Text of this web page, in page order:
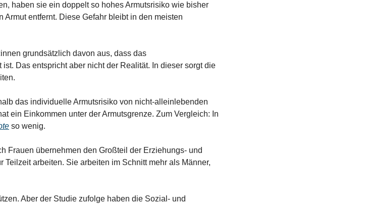
haben sie ein doppelt so hohes Armutsrisiko wie bisher
entfernt. Diese Gefahr bleibt in den meisten
grundsätzlich davon aus, dass das
Das entspricht aber nicht der Realität. In dieser sorgt die
das individuelle Armutsrisiko von nicht-alleinlebenden
ein Einkommen unter der Armutsgrenze. Zum Vergleich: In
so wenig.
Frauen übernehmen den Großteil der Erziehungs- und
arbeiten. Sie arbeiten im Schnitt mehr als Männer,
Aber der Studie zufolge haben die Sozial- und